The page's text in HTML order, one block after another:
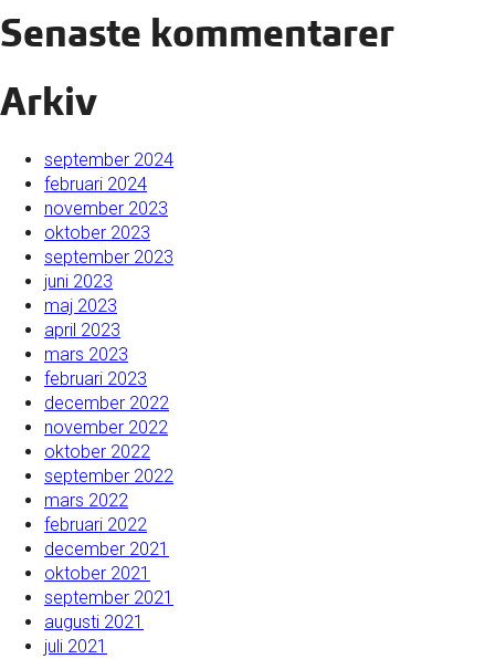
Senaste kommentarer
Arkiv
september 2024
februari 2024
november 2023
oktober 2023
september 2023
juni 2023
maj 2023
april 2023
mars 2023
februari 2023
december 2022
november 2022
oktober 2022
september 2022
mars 2022
februari 2022
december 2021
oktober 2021
september 2021
augusti 2021
juli 2021